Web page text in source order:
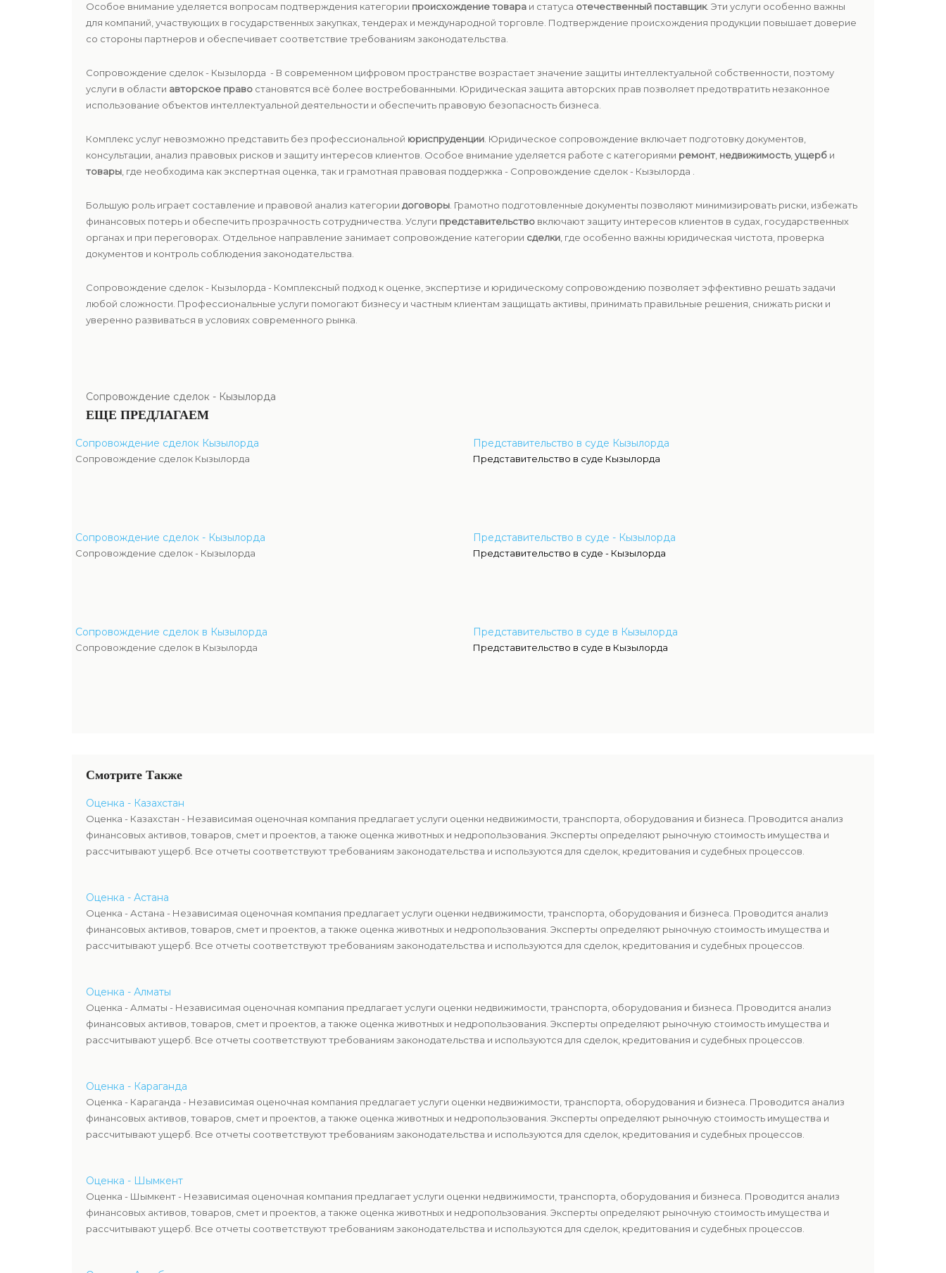
Особое внимание уделяется вопросам подтверждения категории происхождение товара и статуса отечественный поставщик. Эти услуги особенно важны
для компаний, участвующих в государственных закупках, тендерах и международной торговле. Подтверждение происхождения продукции повышает доверие
со стороны партнеров и обеспечивает соответствие требованиям законодательства.
Сопровождение сделок - Кызылорда - В современном цифровом пространстве возрастает значение защиты интеллектуальной собственности, поэтому
услуги в области авторское право становятся всё более востребованными. Юридическая защита авторских прав позволяет предотвратить незаконное
использование объектов интеллектуальной деятельности и обеспечить правовую безопасность бизнеса.
Комплекс услуг невозможно представить без профессиональной юриспруденции . Юридическое сопровождение включает подготовку документов,
консультации, анализ правовых рисков и защиту интересов клиентов. Особое внимание уделяется работе с категориями ремонт недвижимость, ущерб и
товары , где необходима как экспертная оценка, так и грамотная правовая поддержка - Сопровождение сделок - Кызылорда .
Большую роль играет составление и правовой анализ категории договоры . Грамотно подготовленные документы позволяют минимизировать риски, избежать
финансовых потерь и обеспечить прозрачность сотрудничества. Услуги представительство включают защиту интересов клиентов в судах, государственных
органах и при переговорах. Отдельное направление занимает сопровождение категории сделки , где особенно важны юридическая чистота, проверка
документов и контроль соблюдения законодательства.
Сопровождение сделок - Кызылорда - Комплексный подход к оценке, экспертизе и юридическому сопровождению позволяет эффективно решать задачи
любой сложности. Профессиональные услуги помогают бизнесу и частным клиентам защищать активы, принимать правильные решения, снижать риски и
уверенно развиваться в условиях современного рынка.
Сопровождение сделок - Кызылорда
ЕЩЕ ПРЕДЛАГАЕМ
Сопровождение сделок Кызылорда
Сопровождение сделок Кызылорда
Сопровождение сделок - Кызылорда
Сопровождение сделок - Кызылорда
Сопровождение сделок в Кызылорда
Сопровождение сделок в Кызылорда
Представительство в суде Кызылорда
Представительство в суде Кызылорда
Представительство в суде - Кызылорда
Представительство в суде - Кызылорда
Представительство в суде в Кызылорда
Представительство в суде в Кызылорда
Смотрите Также
Оценка - Казахстан
Оценка - Казахстан - Независимая оценочная компания предлагает услуги оценки недвижимости, транспорта, оборудования и бизнеса. Проводится анализ
финансовых активов, товаров, смет и проектов, а также оценка животных и недропользования. Эксперты определяют рыночную стоимость имущества и
рассчитывают ущерб. Все отчеты соответствуют требованиям законодательства и используются для сделок, кредитования и судебных процессов.
Оценка - Астана
Оценка - Астана - Независимая оценочная компания предлагает услуги оценки недвижимости, транспорта, оборудования и бизнеса. Проводится анализ
финансовых активов, товаров, смет и проектов, а также оценка животных и недропользования. Эксперты определяют рыночную стоимость имущества и
рассчитывают ущерб. Все отчеты соответствуют требованиям законодательства и используются для сделок, кредитования и судебных процессов.
Оценка - Алматы
Оценка - Алматы - Независимая оценочная компания предлагает услуги оценки недвижимости, транспорта, оборудования и бизнеса. Проводится анализ
финансовых активов, товаров, смет и проектов, а также оценка животных и недропользования. Эксперты определяют рыночную стоимость имущества и
рассчитывают ущерб. Все отчеты соответствуют требованиям законодательства и используются для сделок, кредитования и судебных процессов.
Оценка - Караганда
Оценка - Караганда - Независимая оценочная компания предлагает услуги оценки недвижимости, транспорта, оборудования и бизнеса. Проводится анализ
финансовых активов, товаров, смет и проектов, а также оценка животных и недропользования. Эксперты определяют рыночную стоимость имущества и
рассчитывают ущерб. Все отчеты соответствуют требованиям законодательства и используются для сделок, кредитования и судебных процессов.
Оценка - Шымкент
Оценка - Шымкент - Независимая оценочная компания предлагает услуги оценки недвижимости, транспорта, оборудования и бизнеса. Проводится анализ
финансовых активов, товаров, смет и проектов, а также оценка животных и недропользования. Эксперты определяют рыночную стоимость имущества и
рассчитывают ущерб. Все отчеты соответствуют требованиям законодательства и используются для сделок, кредитования и судебных процессов.